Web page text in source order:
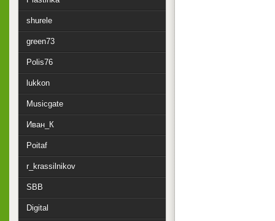
shurele
green73
Polis76
lukkon
Musicgate
Иван_К
Poitaf
r_krassilnikov
SBB
Digital